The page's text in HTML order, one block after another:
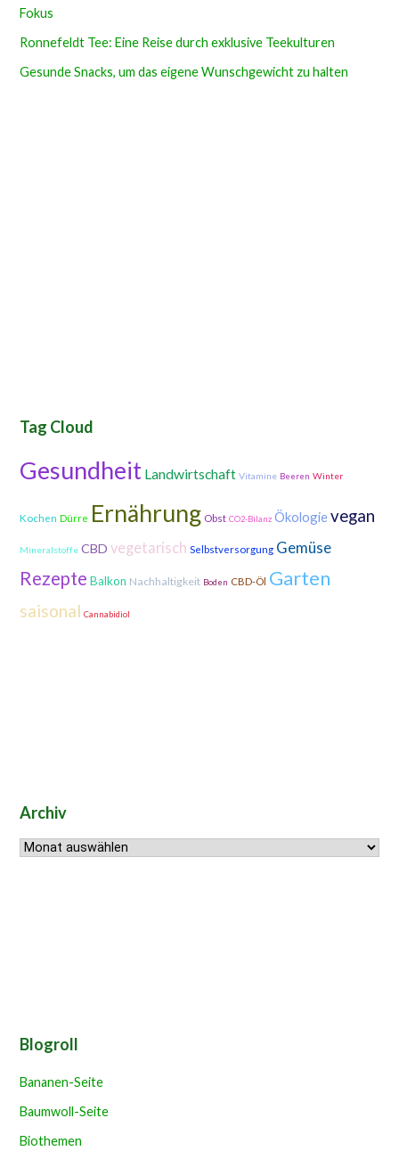
Fokus
Ronnefeldt Tee: Eine Reise durch exklusive Teekulturen
Gesunde Snacks, um das eigene Wunschgewicht zu halten
Tag Cloud
Gesundheit Landwirtschaft Vitamine Beeren Winter
Kochen Dürre Ernährung Obst CO2-Bilanz Ökologievegan
Mineralstoffe CBD vegetarisch Selbstversorgung Gemüse
Rezepte Balkon Nachhaltigkeit Boden CBD-Öl Garten
saisonal Cannabidiol
Archiv
Archiv
Blogroll
Bananen-Seite
Baumwoll-Seite
Biothemen